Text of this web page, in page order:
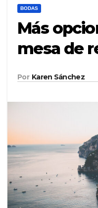
BODAS
Más
mesa de
Por Karen Sánchez